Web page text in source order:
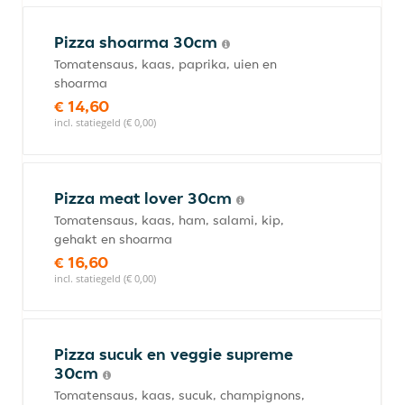
Pizza shoarma 30cm
Tomatensaus, kaas, paprika, uien en
shoarma
€ 14,60
incl. statiegeld (€ 0,00)
Pizza meat lover 30cm
Tomatensaus, kaas, ham, salami, kip,
gehakt en shoarma
€ 16,60
incl. statiegeld (€ 0,00)
Pizza sucuk en veggie supreme
30cm
Tomatensaus, kaas, sucuk, champignons,